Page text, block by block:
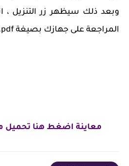
وبعد ذلك سيظهر زر التنزيل ،
المراجعة على جهازك بصيغة pdf.
معاينة اضغط هنا تحميل